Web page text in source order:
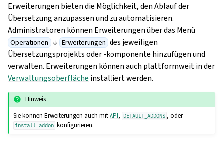
Erweiterungen bieten die Möglichkeit, den Ablauf der
Übersetzung anzupassen und zu automatisieren.
Administratoren können Erweiterungen über das Menü
Operationen ↓ Erweiterungen des jeweiligen
Übersetzungsprojekts oder -komponente hinzufügen und
verwalten. Erweiterungen können auch plattformweit in der
Verwaltungsoberfläche installiert werden.
Hinweis
Sie können Erweiterungen auch mitAPI, DEFAULT_ADDONS , oder
install_addon konfigurieren.